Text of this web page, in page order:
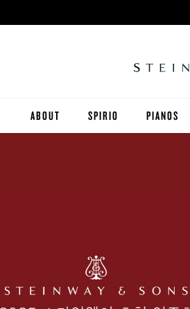
ABOUT SPIRIO PIANOS